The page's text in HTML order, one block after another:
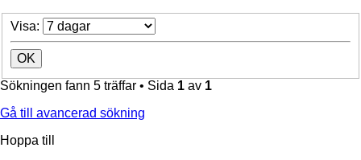
Visa:
Sökningen fann 5 träffar • Sida 1 av 1
Gå till avancerad sökning
Hoppa till